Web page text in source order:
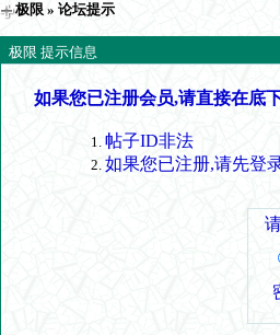
极限 » 论坛提示
极限 提示信息
如果您已注册会员,请直接在底
帖子ID非法
如果您已注册,请先登